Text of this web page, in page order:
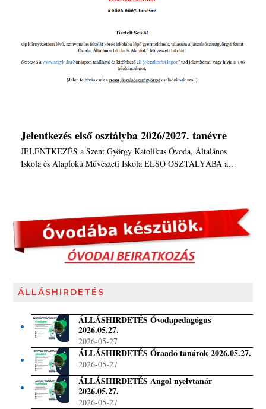
Jelentkezés első osztályba 2026/2027. tanévre
JELENTKEZÉS a Szent György Katolikus Óvoda, Általános
Iskola és Alapfokú Művészeti Iskola ELSŐ OSZTÁLYÁBA a…
ÁLLÁSHIRDETÉS
ÁLLÁSHIRDETÉS Óvodapedagógus
2026.05.27.
2026-05-27
ÁLLÁSHIRDETÉS Óraadó tanárok 2026.05.27.
2026-05-27
ÁLLÁSHIRDETÉS Angol nyelvtanár
2026.05.27.
2026-05-27